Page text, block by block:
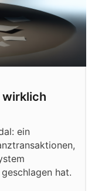
wirklich
ein
hat.